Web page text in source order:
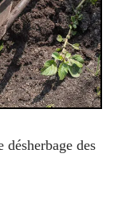
des